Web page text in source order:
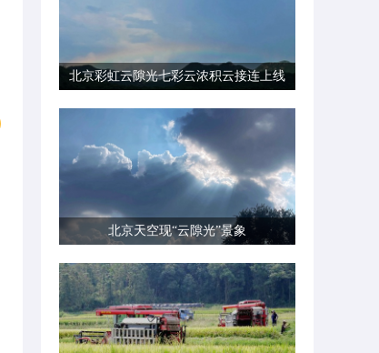
北京彩虹云隙光七彩云浓积云接连上线
北京天空现“云隙光”景象